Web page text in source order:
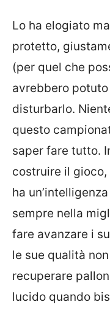
Lo ha elogiato
protetto,
(per quel che
avrebbero
disturbarlo.
questo
saper fare tutto.
costruire il
ha
sempre nella
fare avanzare i
le sue qualità
recuperare
lucido quando